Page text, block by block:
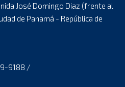
José Domingo Diaz (frente al
de Panamá - República de
9188 /